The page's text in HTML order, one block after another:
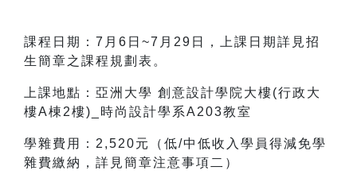
課程日期：7月6日~7月29日，上課日期詳見招
生簡章之課程規劃表。
上課地點：亞洲大學 創意設計學院大樓(行政大
樓A棟2樓)_ 時尚設計學系A203教室
學雜費用：2,520元（低/中低收入學員得減免學
雜費繳納，詳見簡章注意事項二）